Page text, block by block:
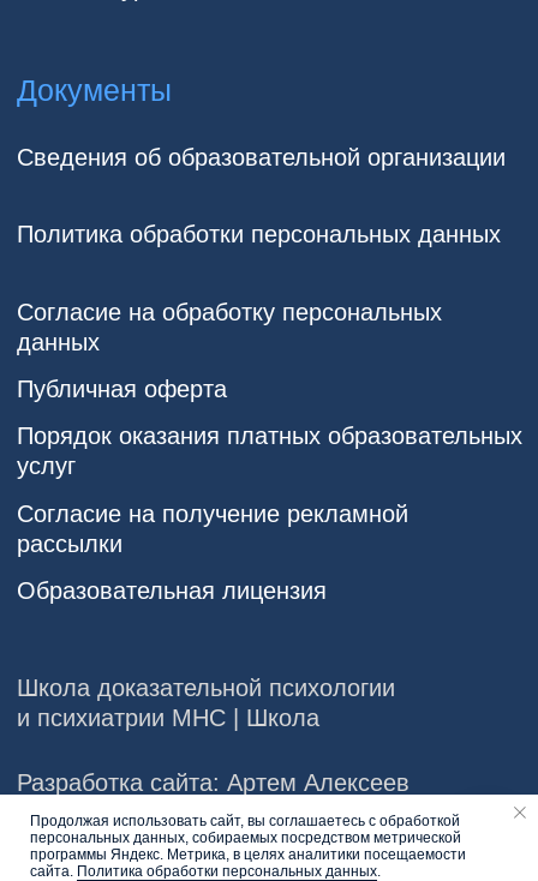
Напишите нам
Продолжая использовать сайт, вы соглашаетесь с обработкой
персональных данных, собираемых посредством метрической
программы Яндекс. Метрика, в целях аналитики посещаемости
сайта. Политика обработки персональных данных.